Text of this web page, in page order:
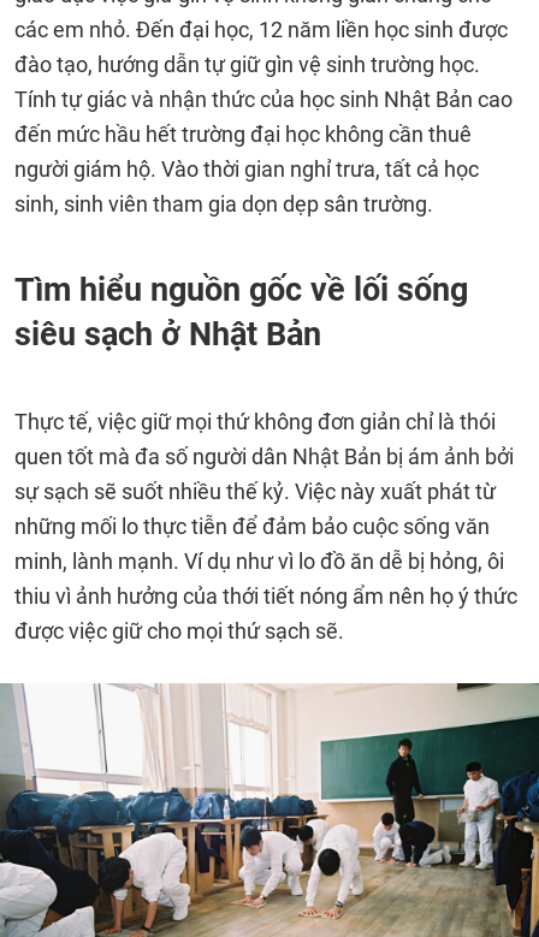
các em nhỏ. Đến đại học, 12 năm liền học sinh được
đào tạo, hướng dẫn tự giữ gìn vệ sinh trường học.
Tính tự giác và nhận thức của học sinh Nhật Bản cao
đến mức hầu hết trường đại học không cần thuê
người giám hộ. Vào thời gian nghỉ trưa, tất cả học
sinh, sinh viên tham gia dọn dẹp sân trường.
Tìm hiểu nguồn gốc về lối sống
siêu sạch ở Nhật Bản
Thực tế, việc giữ mọi thứ không đơn giản chỉ là thói
quen tốt mà đa số người dân Nhật Bản bị ám ảnh bởi
sự sạch sẽ suốt nhiều thế kỷ. Việc này xuất phát từ
những mối lo thực tiễn để đảm bảo cuộc sống văn
minh, lành mạnh. Ví dụ như vì lo đồ ăn dễ bị hỏng, ôi
thiu vì ảnh hưởng của thới tiết nóng ẩm nên họ ý thức
được việc giữ cho mọi thứ sạch sẽ.